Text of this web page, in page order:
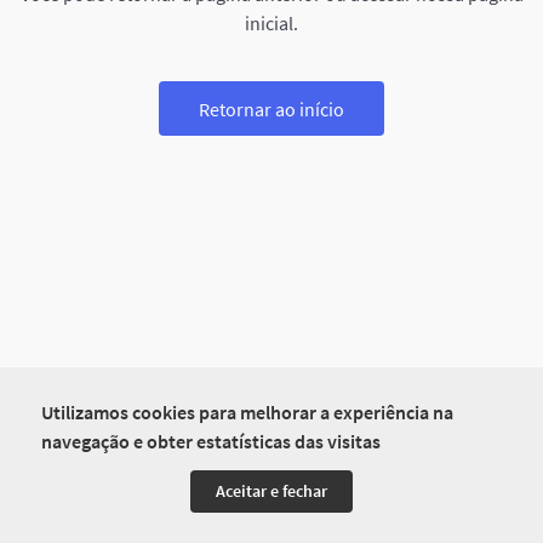
Utilizamos cookies para melhorar a experiência na
navegação e obter estatísticas das visitas
Aceitar e fechar
inicial.
Retornar ao início